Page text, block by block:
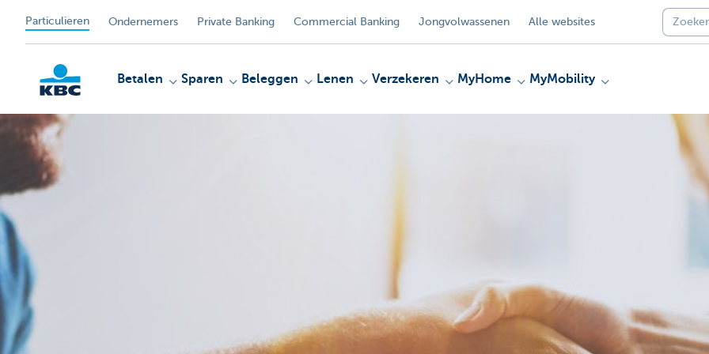
Particulieren Ondernemers Private Banking Commercial Banking Jongvolwassenen Alle websites
KBC
Betalen Sparen Beleggen Lenen Verzekeren MyHome MyMobility